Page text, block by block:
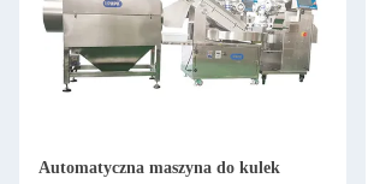
Automatyczna maszyna do kulek